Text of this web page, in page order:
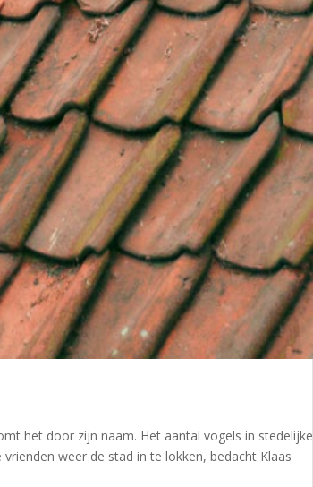
het door zijn naam. Het aantal vogels in stedelijke
weer de stad in te lokken, bedacht Klaas